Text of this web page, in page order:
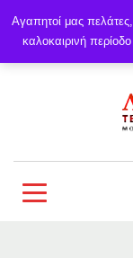
Αγαπητοί μας
καλοκαιρινή